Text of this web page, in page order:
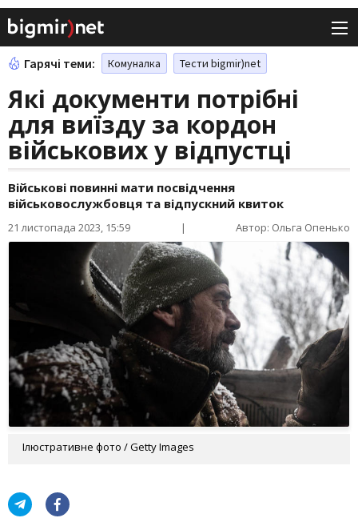
Гарячі теми: Комуналка Тести bigmir)net
Які документи потрібні
для виїзду за кордон
військових у відпустці
Військові повинні мати посвідчення
військовослужбовця та відпускний квиток
21 листопада 2023, 15:59 | Автор: Ольга Опенько
Ілюстративне фото / Getty Images